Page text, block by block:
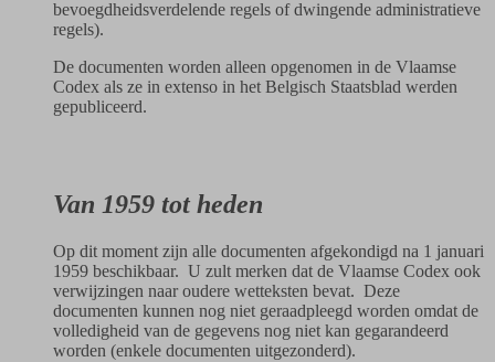
bevoegdheidsverdelende regels of dwingende administratieve
regels).
De documenten worden alleen opgenomen in de Vlaamse
Codex als ze in extenso in het Belgisch Staatsblad werden
gepubliceerd.
Van 1959 tot heden
Op dit moment zijn alle documenten afgekondigd na 1 januari
1959 beschikbaar. U zult merken dat de Vlaamse Codex ook
verwijzingen naar oudere wetteksten bevat. Deze
documenten kunnen nog niet geraadpleegd worden omdat de
volledigheid van de gegevens nog niet kan gegarandeerd
worden (enkele documenten uitgezonderd).